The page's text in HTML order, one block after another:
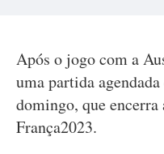
Após o jogo com a
uma partida
domingo, que encerra
França2023.